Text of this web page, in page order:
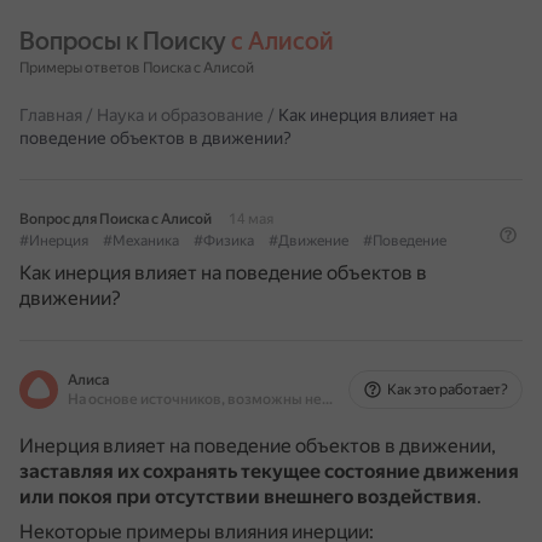
Вопросы к Поиску с Алисой
Примеры ответов Поиска с Алисой
Главная / Наука и образование / Как инерция влияет на
поведение объектов в движении?
Вопрос для Поиска с Алисой
14 мая
#Инерция
#Механика #Физика #Движение #Поведение
Как инерция влияет на поведение объектов в
движении?
Алиса
На основе источников, возможны неточности
Как это работает?
Инерция влияет на поведение объектов в движении,
заставляя их сохранять текущее состояние движения
или покоя при отсутствии внешнего воздействия.
Некоторые примеры влияния инерции: